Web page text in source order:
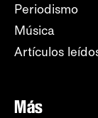
Periodismo
Música
Artículos
Más